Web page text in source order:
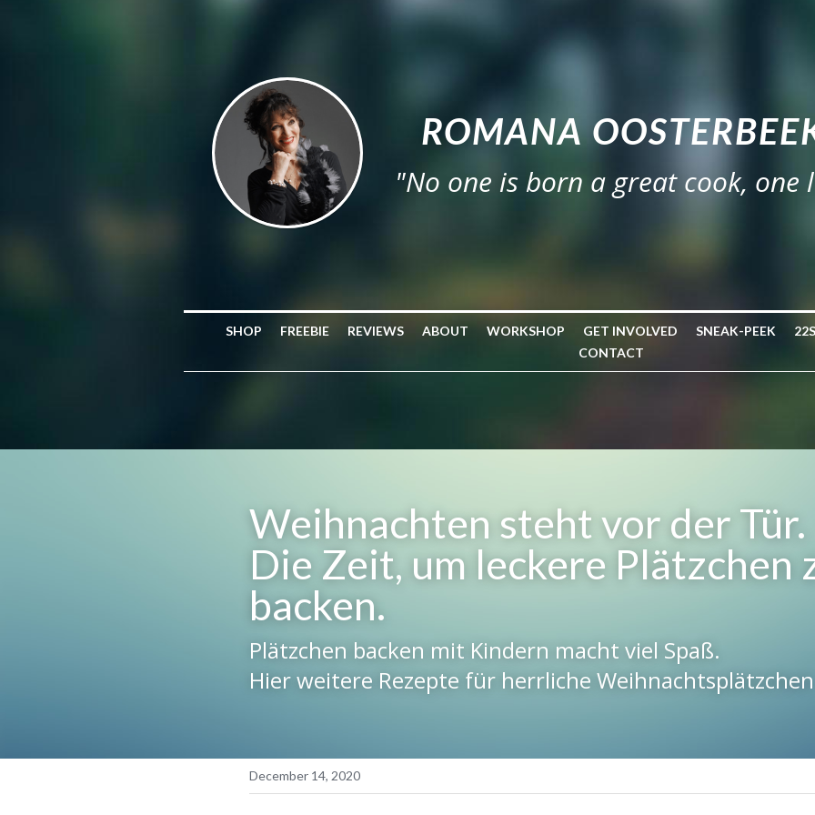
ROMANA
"No one is born a great cook, one
SHOP FREEBIE REVIEWS ABOUT WORKSHOP GET INVOLVED SNEAK-PEEK
CONTACT
Weihnachten steht vor der Tür.
Die Zeit, um leckere Plätzchen
backen.
Plätzchen backen mit Kindern macht viel Spaß.
Hier weitere Rezepte für herrliche Weihnachtsplätzchen
December 14, 2020